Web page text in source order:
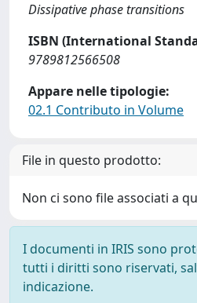
Dissipative phase transitions
ISBN (International
9789812566508
Appare nelle tipologie:
02.1 Contributo in Volume
File in questo prodotto:
Non ci sono file associati a
I documenti in IRIS sono
tutti i diritti sono riservati,
indicazione.